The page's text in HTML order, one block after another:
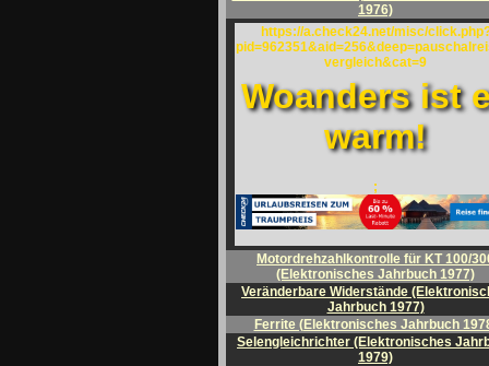
1976)
https://a.check24.net/misc/
vergleich&cat=9
Woanders ist
warm!
;
Motordrehzahlkontrolle für KT 100/
(Elektronisches Jahrbuch 1977)
Veränderbare Widerstände
Jahrbuch 1977)
Ferrite (Elektronisches Jahrbuch
Selengleichrichter (Elektronisches
1979)